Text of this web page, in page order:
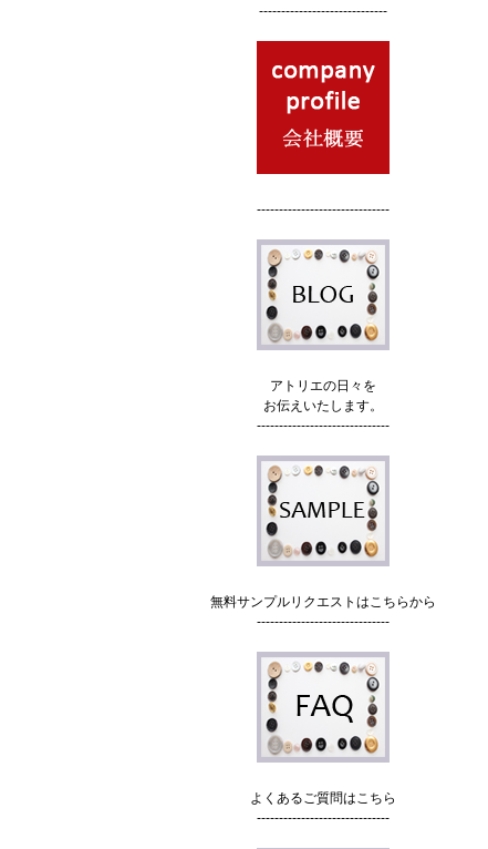
-----------------------------
------------------------------
アトリエの日々を
お伝えいたします。
------------------------------
無料サンプルリクエストはこちらから
------------------------------
よくあるご質問はこちら
------------------------------